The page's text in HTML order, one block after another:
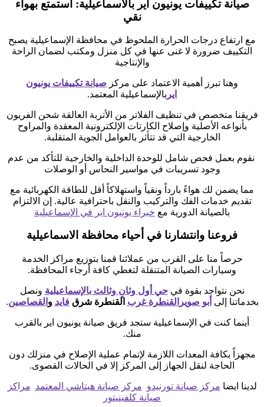
صيانة تكييفات يونيون اير بالاسماعيلية: استمتع بهواء
نقي
مع ارتفاع درجات الحرارة الملحوظ في محافظة الإسماعيلية يصبح
التكييف ضرورة لا غنى عنها في كل منزل ومكتب لضمان الراحة
والإنتاجية
وهنا تبرز أهمية الاعتماد على مركز صيانة تكييفات يونيون
اير بالإسماعيلية المعتمد.
فريقنا متخصص في تنظيف الفلاتر من الأتربة العالقة شحن الفريون
بأنواعه الأصلية وإصلاح الكارتات الإلكترونية المعقدة والمراوح
الخارجية التي قد تتأثر بالعوامل الجوية المتقلبة.
نقوم بعمل فحص شامل للوحدة الداخلية والخارجية للتأكد من عدم
وجود تسريبات في مواسير النحاس أو الوصلات
مما يضمن لك هواءً بارداً ونقياً واستهلاكاً أقل للطاقة الكهربائية مع
تقديم خدمات الفك والتركيب والنقل باحترافية عالية. إن الالتزام
بالصيانة الدورية مع خبراء يونيون اير في الإسماعيلية
فروعنا وانتشارنا في أحياء محافظة الاسماعيلية
حرصاً منا على القرب من عملائنا قمنا بتوزيع مراكز الخدمة
وسيارات الصيانة المتنقلة لتغطي كافة أرجاء المحافظة.
نحن نتواجد بقوة فيحي أول وثانٍ وثالث بالإسماعيلية ونصل
بخدماتنا إلى أبو صوير القنطرة غرب القنطرة شرقفايد و القصاصين.
أينما كنت في الإسماعيلية ستجد فريق صيانة يونيون اير بالقرب
منك.
مجهزاً بكافة المعدات اللازمة لإتمام عملية الإصلاح في منزلك دون
الحاجة لنقل الجهاز إلى المركز إلا في الحالات القصوى.
لدينا ايضا مركز صيانة تورنيدو مركز صيانة هيتاشي المعتمد مراكز
صيانة كلفينيتور